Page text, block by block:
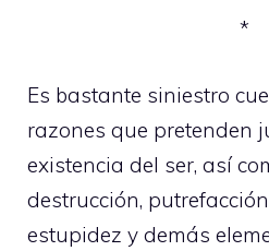
*
Es bastante siniestro
razones que pretenden
existencia del ser, así
destrucción,
estupidez y demás